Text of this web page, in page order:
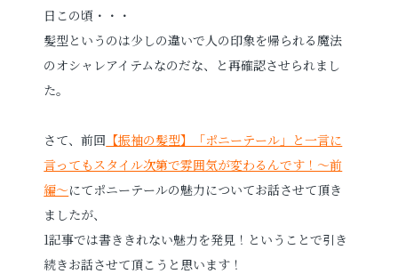
証明写真
見学予約
撮影予約
日この頃・・・
髪型というのは少しの違いで人の印象を帰られる魔法
のオシャレアイテムなのだな、と再確認させられまし
た。
さて、前回 【振袖の髪型】「ポニーテール」と一言に
言ってもスタイル次第で雰囲気が変わるんです！～前
編～にてポニーテールの魅力についてお話させて頂き
ましたが、
1記事では書ききれない魅力を発見！ということで引き
続きお話させて頂こうと思います！